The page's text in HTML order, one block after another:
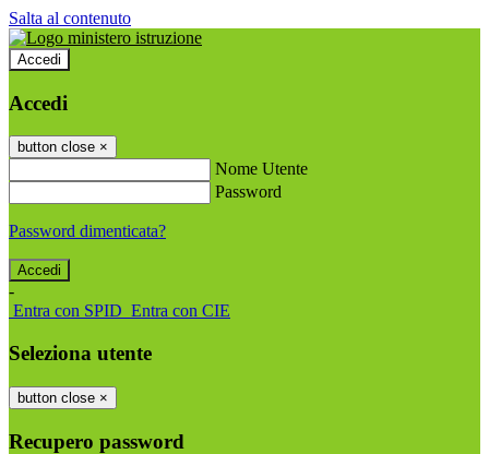
Salta al contenuto
Accedi
Accedi
button close ×
Nome Utente
Password
Password dimenticata?
-
Entra con SPID Entra con CIE
Seleziona utente
button close ×
Recupero password